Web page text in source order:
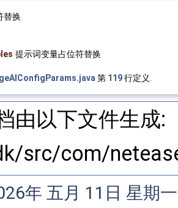
替换
提示词变量占位符替换
第 119行定义.
由以下文件生成:
src/com/
年 五月 11日 星期